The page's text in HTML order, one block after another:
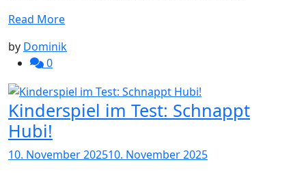
Read More
by Dominik
0
Kinderspiel im Test: Schnappt
Hubi!
10. November 202510. November 2025